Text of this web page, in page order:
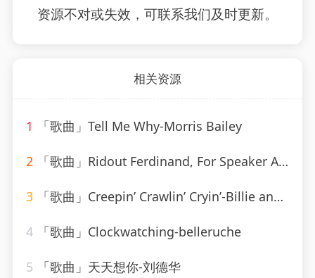
资源不对或失效，可联系我们及时更新。
相关资源
1 「歌曲」Tell Me Why-Morris Bailey
2 「歌曲」Ridout Ferdinand, For Speaker And Solo Violin-Elena Bashkirova、gidon kremer
3 「歌曲」Creepin’ Crawlin’ Cryin’-Billie and Lillie
4 「歌曲」Clockwatching-belleruche
5 「歌曲」天天想你-刘德华